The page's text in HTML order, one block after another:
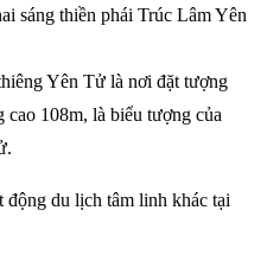
sáng thiền phái Trúc Lâm Yên
Yên Tử là nơi đặt tượng
108m, là biểu tượng của
động du lịch tâm linh khác tại